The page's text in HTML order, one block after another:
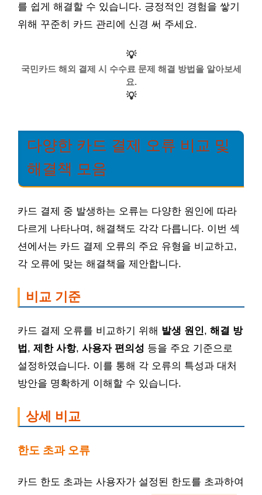
를 쉽게 해결할 수 있습니다. 긍정적인 경험을 쌓기
위해 꾸준히 카드 관리에 신경 써 주세요.
💡
국민카드 해외 결제 시 수수료 문제 해결 방법을 알아보세
요.
💡
다양한 카드 결제 오류 비교 및
해결책 모음
카드 결제 중 발생하는 오류는 다양한 원인에 따라
다르게 나타나며, 해결책도 각각 다릅니다. 이번 섹
션에서는 카드 결제 오류의 주요 유형을 비교하고,
각 오류에 맞는 해결책을 제안합니다.
비교 기준
카드 결제 오류를 비교하기 위해 발생 원인, 해결 방
법 , 제한 사항, 사용자 편의성 등을 주요 기준으로
설정하였습니다. 이를 통해 각 오류의 특성과 대처
방안을 명확하게 이해할 수 있습니다.
상세 비교
한도 초과 오류
카드 한도 초과는 사용자가 설정된 한도를 초과하여